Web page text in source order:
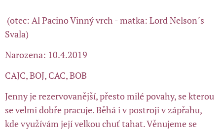
(otec: Al Pacino Vinný vrch - matka: Lord Nelson´s
Svala)
Narozena: 10.4.2019
CAJC, BOJ, CAC, BOB
Jenny je rezervovanější, přesto milé povahy, se kterou
se velmi dobře pracuje. Běhá i v postroji v zápřahu,
kde využívám její velkou chuť tahat. Věnujeme se